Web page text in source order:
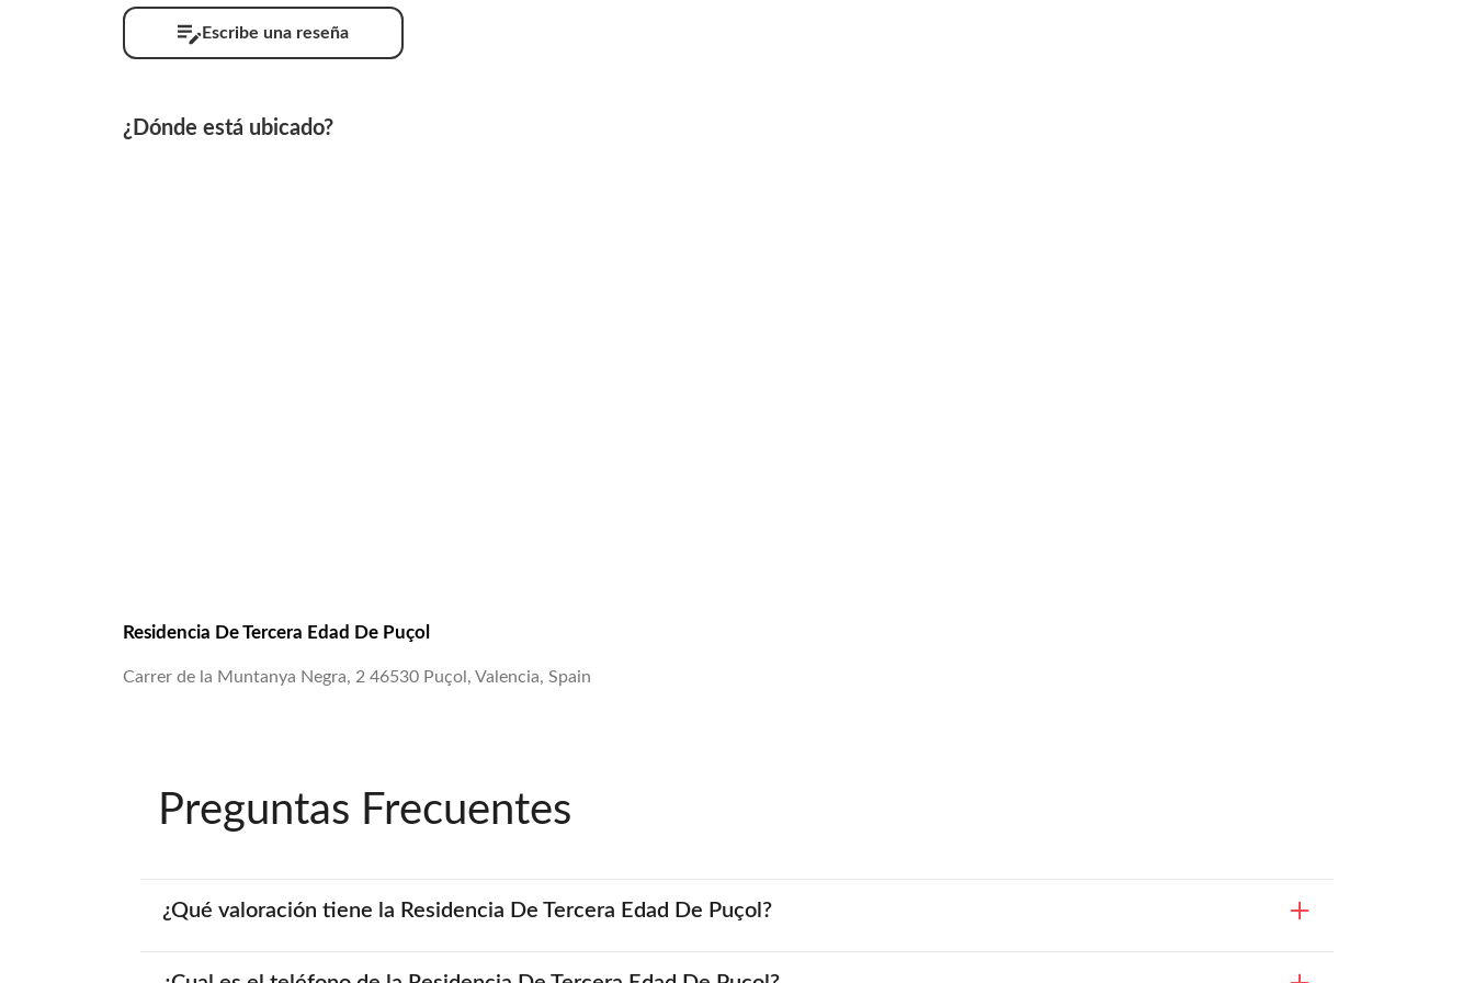
Escribe una reseña
¿Dónde está ubicado?
Residencia De Tercera Edad De Puçol
Carrer de la Muntanya Negra, 2 46530 Puçol, Valencia, Spain
Preguntas Frecuentes
¿Qué valoración tiene la Residencia De Tercera Edad De Puçol?